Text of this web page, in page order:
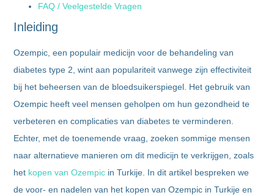
FAQ / Veelgestelde Vragen
Inleiding
Ozempic, een populair medicijn voor de behandeling van
diabetes type 2, wint aan populariteit vanwege zijn effectiviteit
bij het beheersen van de bloedsuikerspiegel. Het gebruik van
Ozempic heeft veel mensen geholpen om hun gezondheid te
verbeteren en complicaties van diabetes te verminderen.
Echter, met de toenemende vraag, zoeken sommige mensen
naar alternatieve manieren om dit medicijn te verkrijgen, zoals
het kopen van Ozempic in Turkije. In dit artikel bespreken we
de voor- en nadelen van het kopen van Ozempic in Turkije en